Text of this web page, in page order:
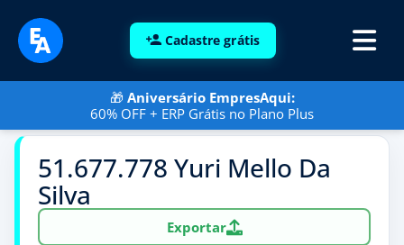
Cadastre grátis
🎁 Aniversário EmpresAqui:
60% OFF + ERP Grátis no Plano Plus
51.677.778 Yuri Mello Da
Silva
Exportar